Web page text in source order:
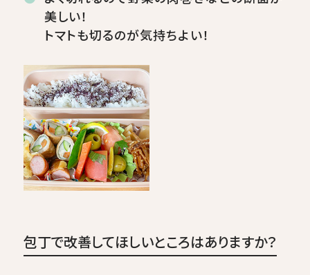
美しい！
トマトも切るのが気持ちよい！
包丁で改善してほしいところはありますか？